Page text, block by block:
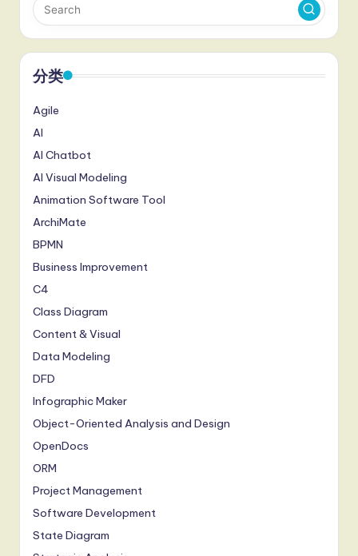
分类
Agile
AI
AI Chatbot
AI Visual Modeling
Animation Software Tool
ArchiMate
BPMN
Business Improvement
C4
Class Diagram
Content & Visual
Data Modeling
DFD
Infographic Maker
Object-Oriented Analysis and Design
OpenDocs
ORM
Project Management
Software Development
State Diagram